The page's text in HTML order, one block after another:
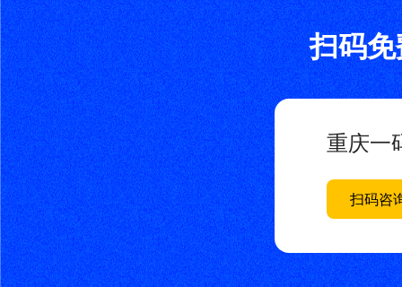
扫码
重庆一
扫码咨